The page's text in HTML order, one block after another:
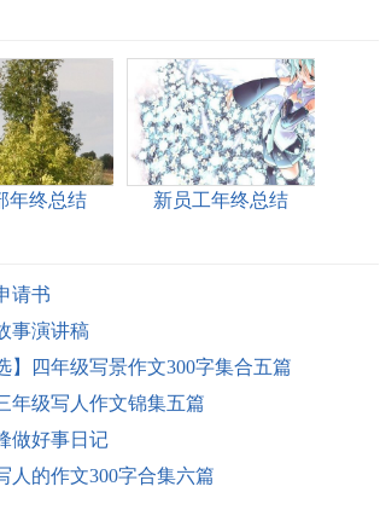
年终总结 新员工年终总结
请书
事演讲稿
】四年级写景作文300字集合五篇
年级写人作文锦集五篇
做好事日记
人的作文300字合集六篇